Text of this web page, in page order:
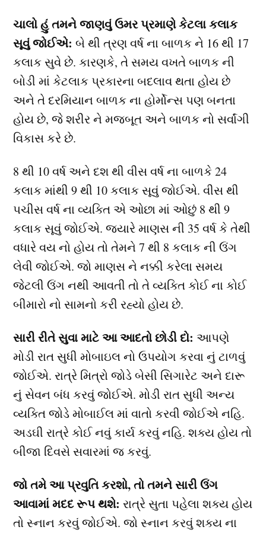
ચાલો હું તમને જાણવું ઉમર પ્રમાણે કેટલા કલાક
સૂવું જોઈએ:બે થી ત્રણ વર્ષ ના બાળક ને 16 થી 17
કલાક સુવે છે. કારણકે, તે સમય વખતે બાળક ની
બોડી માં કેટલાક પ્રકારના બદલાવ થતા હોય છે
અને તે દરમિયાન બાળક ના હોર્મોન્સ પણ બનતા
હોય છે, જે શરીર ને મજબૂત અને બાળક નો સર્વાંગી
વિકાસ કરે છે.
8 થી 10 વર્ષ અને દશ થી વીસ વર્ષ ના બાળકે 24
કલાક માંથી 9 થી 10 કલાક સૂવું જોઈએ. વીસ થી
પચીસ વર્ષ ના વ્યક્તિ એ ઓછા માં ઓછું 8 થી 9
કલાક સૂવું જોઈએ. જયારે માણસ ની 35 વર્ષ કે તેથી
વધારે વય નો હોય તો તેમને 7 થી 8 કલાક ની ઉંગ
લેવી જોઈએ. જો માણસ ને નક્કી કરેલા સમય
જેટલી ઉંગ નથી આવતી તો તે વ્યક્તિ કોઈ ના કોઈ
બીમારો નો સામનો કરી રહ્યો હોય છે.
સારી રીતે સુવા માટે આ આદતો છોડી દો: આપણે
મોડી રાત સુધી મોબાઇલ નો ઉપયોગ કરવા નું ટાળવું
જોઈએ. રાત્રે મિત્રો જોડે બેસી સિગારેટ અને દારૂ
નું સેવન બંધ કરવું જોઈએ. મોડી રાત સુધી અન્ય
વ્યક્તિ જોડે મોબાઈલ માં વાતો કરવી જોઈએ નહિ.
અડઘી રાત્રે કોઈ નવું કાર્ય કરવું નહિ. શક્ય હોય તો
બીજા દિવસે સવારમાં જ કરવું.
જો તમે આ પ્રવુતિ કરશો, તો તમને સારી ઉંગ
આવામાં મદદ રૂપ થશે:રાત્રે સુતા પહેલા શક્ય હોય
તો સ્નાન કરવું જોઈએ. જો સ્નાન કરવું શક્ય ના